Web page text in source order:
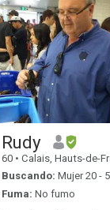
Rudy
60 • Calais, Hauts-de-France,
Buscando: Mujer 20 -
Fuma: No fumo